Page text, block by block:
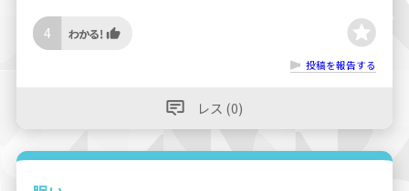
4
投稿を報告する
レス (0)